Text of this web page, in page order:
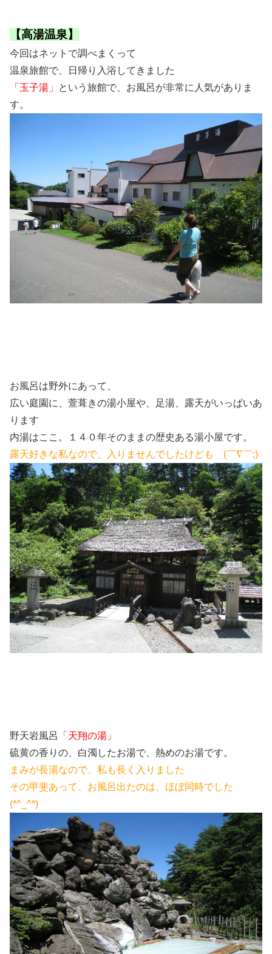
【高湯温泉】
今回はネットで調べまくって
温泉旅館で、日帰り入浴してきました
「玉子湯」
という旅館で、お風呂が非常に人気がありま
す。
お風呂は野外にあって、
広い庭園に、萱葺きの湯小屋や、足湯、露天がいっぱいあ
ります
内湯はここ。１４０年そのままの歴史ある湯小屋です。
露天好きな私なので、入りませんでしたけども (￣∇￣;)
野天岩風呂
「天翔の湯」
硫黄の香りの、白濁したお湯で、熱めのお湯です。
まみが長湯なので、私も長く入りました
その甲斐あって、お風呂出たのは、ほぼ同時でした
(*^_^*)